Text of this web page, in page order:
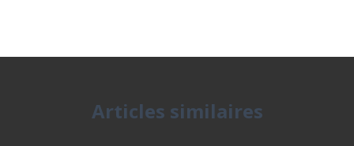
Articles similaires